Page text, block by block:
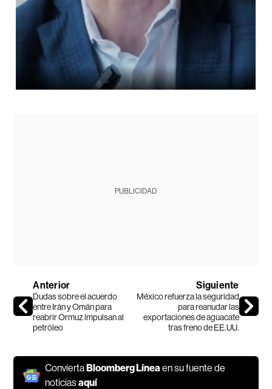
PUBLICIDAD
Anterior
Dudas sobre el acuerdo
entre Irán y Omán para
reabrir Ormuz impulsan al
petróleo
Siguiente
México refuerza la seguridad
para reanudar las
exportaciones de aguacate
tras freno de EE.UU.
ConviertaBloomberg Líneaen su fuente de
noticiasaquí